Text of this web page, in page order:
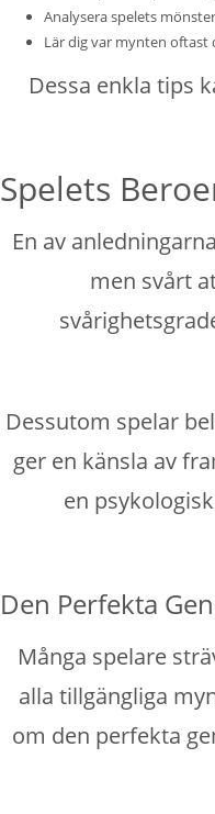
Analysera spelets
Lär dig var mynten oftast
Dessa enkla tips
Spelets
En av
men svårt
Dessutom spelar
ger en känsla av
en
Den Perfekta
Många spelare
alla tillgängliga
om den perfekta